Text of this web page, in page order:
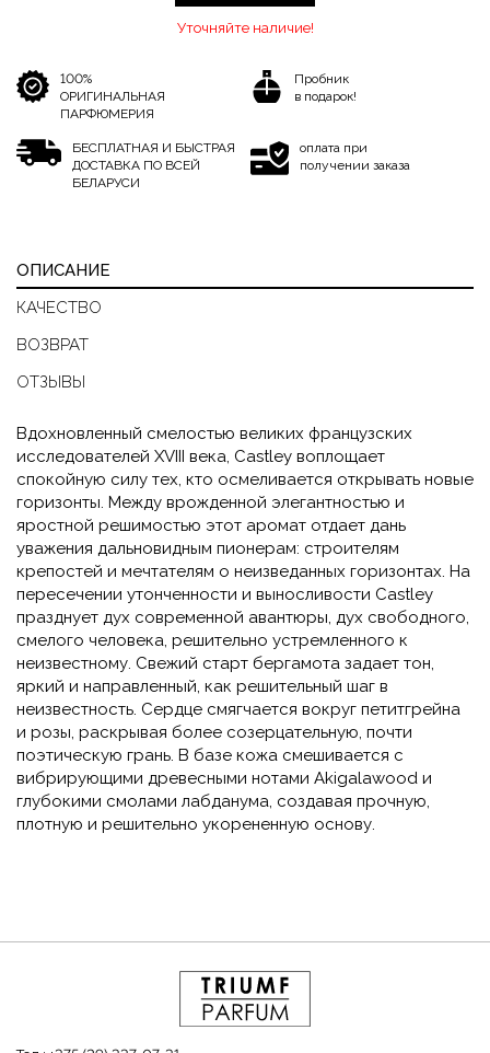
Уточняйте наличие!
100%
ОРИГИНАЛЬНАЯ
ПАРФЮМЕРИЯ
Пробник
в подарок!
БЕСПЛАТНАЯ И БЫСТРАЯ
ДОСТАВКА ПО ВСЕЙ
БЕЛАРУСИ
оплата при
получении заказа
ОПИСАНИЕ
КАЧЕСТВО
ВОЗВРАТ
ОТЗЫВЫ
Вдохновленный смелостью великих французских
исследователей XVIII века, Castley воплощает
спокойную силу тех, кто осмеливается открывать новые
горизонты. Между врожденной элегантностью и
яростной решимостью этот аромат отдает дань
уважения дальновидным пионерам: строителям
крепостей и мечтателям о неизведанных горизонтах. На
пересечении утонченности и выносливости Castley
празднует дух современной авантюры, дух свободного,
смелого человека, решительно устремленного к
неизвестному. Свежий старт бергамота задает тон,
яркий и направленный, как решительный шаг в
неизвестность. Сердце смягчается вокруг петитгрейна
и розы, раскрывая более созерцательную, почти
поэтическую грань. В базе кожа смешивается с
вибрирующими древесными нотами Akigalawood и
глубокими смолами лабданума, создавая прочную,
плотную и решительно укорененную основу.